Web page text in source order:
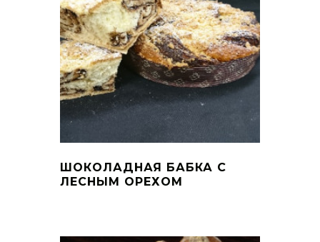
ШОКОЛАДНАЯ БАБКА С
ЛЕСНЫМ ОРЕХОМ